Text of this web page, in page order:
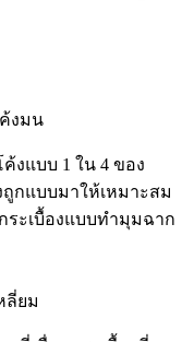
งมน
งแบบ 1 ใน 4 ของ
ถูกแบบมาให้เหมาะสม
ะเบื้องแบบทำมุมฉาก
ลี่ยม